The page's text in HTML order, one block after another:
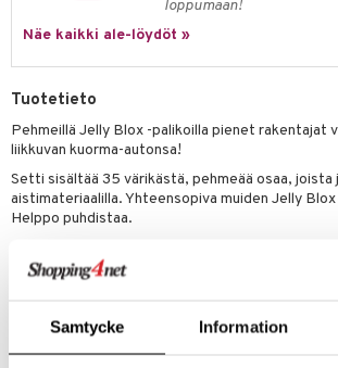
Samtycke Information
loppumaan!
Näe kaikki ale-löydöt »
Tuotetieto
Pehmeillä Jelly Blox -palikoilla pienet rakentajat
liikkuvan kuorma-autonsa!
Setti sisältää 35 värikästä, pehmeää osaa,
aistimateriaalilla. Yhteensopiva muiden Jelly
Helppo puhdistaa.
2 vuotta+
Tuotenumero
Patrol
Pitkätossu
Possu
Mario
& Pesonen
& Tarvikkeet
Äiti
& imetys
Huonekalut
vaatteet
aterimet
& Säilytyslaatikot
& Tarvikkeet
ja lakit